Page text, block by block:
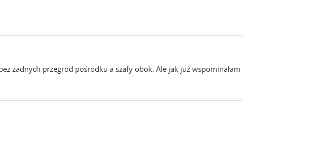
żadnych przegród pośrodku a szafy obok. Ale jak już wspominałam